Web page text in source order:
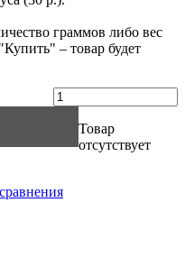
граммов либо вес
– товар будет
Товар
отсутствует